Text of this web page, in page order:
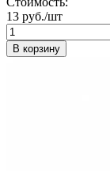
13 руб./шт
В корзину